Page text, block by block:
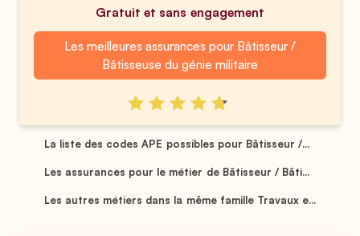
Gratuit et sans engagement
Les meilleures assurances pour Bâtisseur /
Bâtisseuse du génie militaire
La liste des codes APE possibles pour Bâtisseur /...
Les assurances pour le métier de Bâtisseur / Bâti...
Les autres métiers dans la même famille Travaux e...